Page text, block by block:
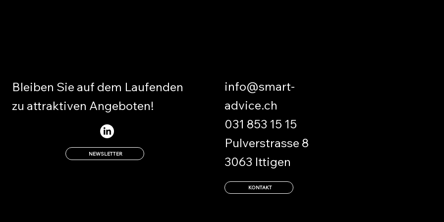
info@smart-
advice.ch
031 853 15 15
Pulverstrasse 8
3063 Ittigen
KONTAKT
Bleiben Sie auf dem Laufenden
zu attraktiven Angeboten!
NEWSLETTER